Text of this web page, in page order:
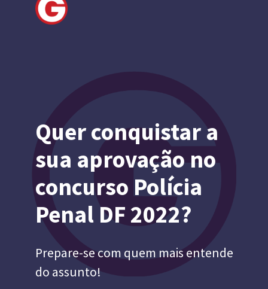
Quer conquistar a
sua aprovação no
concurso Polícia
Penal DF 2022?
Prepare-se com quem mais entende
do assunto!